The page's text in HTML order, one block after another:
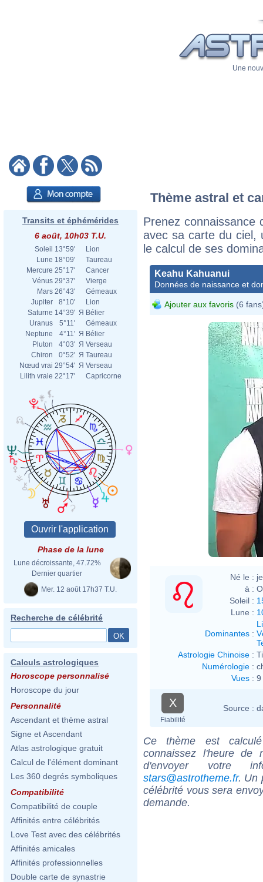
Une
Transits et éphémérides
6 août, 10h03 T.U.
Soleil 13°59'
Lion
Lune 18°09'
Taureau
Mercure 25°17'
Cancer
Vénus 29°37'
Vierge
Mars 26°43'
Gémeaux
Jupiter
8°10'
Lion
Saturne 14°39' Я Bélier
Uranus
5°11'
Gémeaux
Neptune
4°11' Я Bélier
Pluton
4°03' Я Verseau
Chiron
0°52' Я Taureau
Nœud vrai 29°54' Я Verseau
Lilith vraie 22°17' Capricorne
Phase de la lune
Lune décroissante, 47.72%
Dernier quartier
Mer. 12 août 17h37 T.U.
Recherche de célébrité
Calculs astrologiques
Horoscope personnalisé
Horoscope du jour
Personnalité
Ascendant et thème astral
Signe et Ascendant
Atlas astrologique gratuit
Calcul de l'élément dominant
Les 360 degrés symboliques
Compatibilité
Compatibilité de couple
Affinités entre célébrités
Love Test avec des célébrités
Affinités amicales
Affinités professionnelles
Double carte de synastrie
Thème astral et
Prenez connaissance
avec sa carte du ciel,
le calcul de ses
Keahu Kahuanui
Données de naissance et
Ajouter aux favoris (6
Né le :
à :
Soleil :
Lune :
Dominantes :
Astrologie Chinoise :
Numérologie :
Vues : 9
X
Fiabilité
Source :
Ce thème est
connaissez l'heure de
d'envoyer votre
stars@astrotheme.fr. Un
célébrité vous sera
demande.